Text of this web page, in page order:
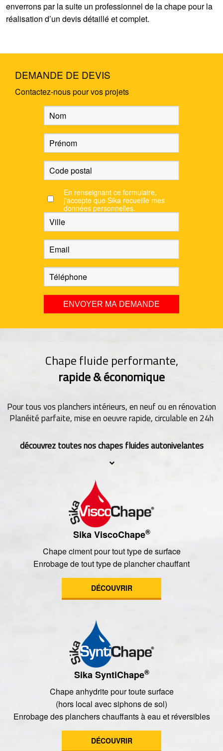
enverrons par la suite un professionnel de la chape pour la
réalisation d’un devis détaillé et complet.
DEMANDE DE DEVIS
Contactez-nous pour vos projets
En renseignant ce formulaire,
j'accepte que Sika recueille mes
données personnelles.
Chape fluide performante,
rapide & économique
Pour tous vos planchers intérieurs, en neuf ou en rénovation
Planéité parfaite, mise en oeuvre rapide, circulable en 24h
découvrez toutes nos chapes fluides autonivelantes
Sika ViscoChape®
Chape ciment pour tout type de surface
Enrobage de tout type de plancher chauffant
DÉCOUVRIR
Sika SyntiChape®
Chape anhydrite pour toute surface
(hors local avec siphons de sol)
Enrobage des planchers chauffants à eau et réversibles
DÉCOUVRIR